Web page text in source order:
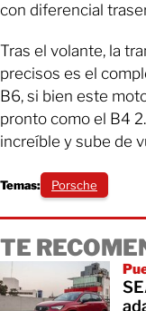
con diferencial
Tras el volante, la
precisos es el
B6, si bien este
pronto como el B4
increíble y sube de
Temas: Porsche
TE